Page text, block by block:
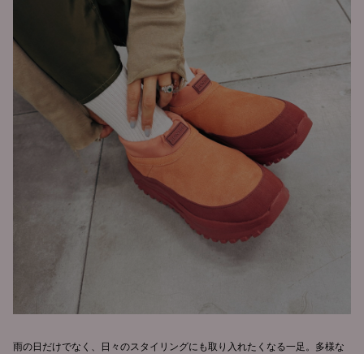
雨の日だけでなく、日々のスタイリングにも取り入れたくなる一足。多様な